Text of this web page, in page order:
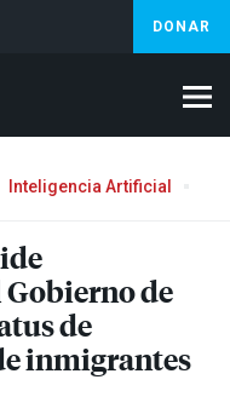
DONAR
Inteligencia Artificial
de
de
inmigrantes